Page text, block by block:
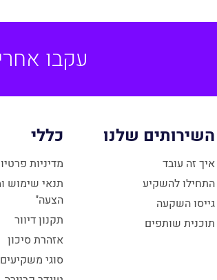
עקבו
השירותים שלנו
איך זה עובד
התחילו להשקיע
גייסו השקעה
תוכנית שותפים
כללי
מדיניות
תנאי שימוש
הצעה"
תקנון דיוור
אזהרת סיכון
סוגי משקיעים